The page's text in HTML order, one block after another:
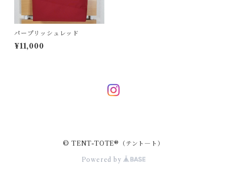
ポシェット
タペストリー
パープリッシュレッド
¥11,000
© TENT-TOTE®（テント―ト）
Powered by